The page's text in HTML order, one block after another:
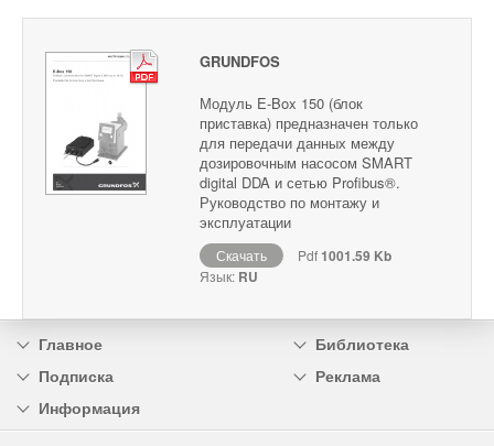
GRUNDFOS
Модуль E-Box 150 (блок
приставка) предназначен только
для передачи данных между
дозировочным насосом SMART
digital DDA и сетью Profibus®.
Руководство по монтажу и
эксплуатации
Скачать Pdf1001.59 Kb
Язык: RU
Главное
Библиотека
Подписка
Реклама
Информация